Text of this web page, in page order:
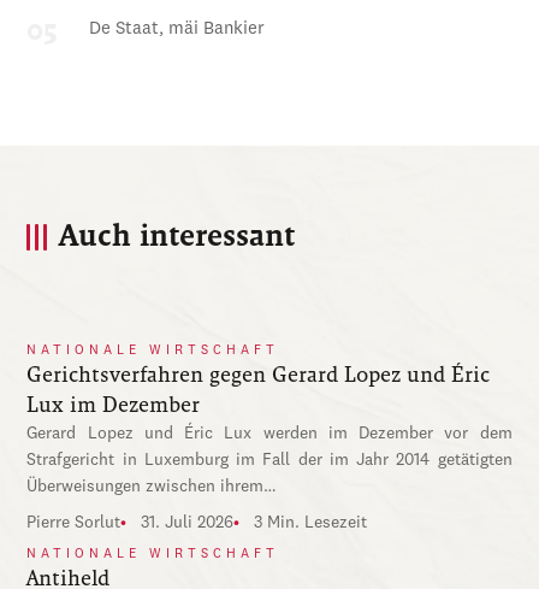
De Staat, mäi Bankier
Auch interessant
NATIONALE WIRTSCHAFT
Gerichtsverfahren gegen Gerard Lopez und Éric
Lux im Dezember
Gerard Lopez und Éric Lux werden im Dezember vor dem
Strafgericht in Luxemburg im Fall der im Jahr 2014 getätigten
Überweisungen zwischen ihrem…
Pierre Sorlut 31. Juli 2026 3 Min. Lesezeit
NATIONALE WIRTSCHAFT
Antiheld